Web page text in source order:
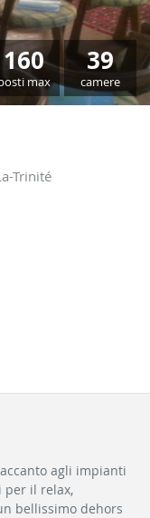
39
camere
160
max
Trinité
agli impianti
per il relax,
bellissimo dehors